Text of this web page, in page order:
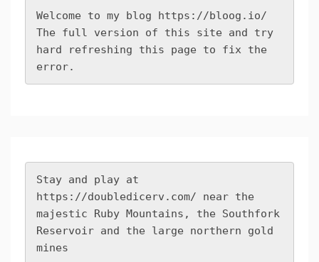
Welcome to my blog https://bloog.io/
The full version of this site and try
hard refreshing this page to fix the
error.
https://doubledicerv.com/ near the
majestic Ruby Mountains, the Southfork
Reservoir and the large northern gold
mines